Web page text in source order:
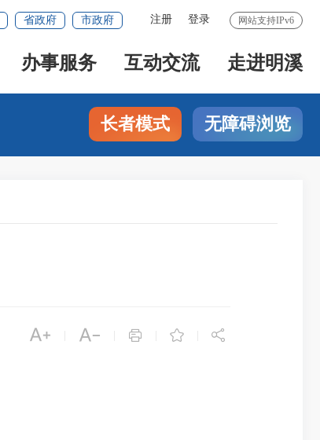
网站支持IPv6
注册 登录
省政府 市政府
办事服务 互动交流 走进明溪
长者模式 无障碍浏览
    